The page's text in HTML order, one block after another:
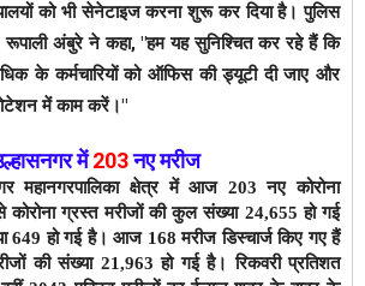
को भी सेनेटाइज करना शुरू कर दिया है। पुलिस
रूपाली अंबुरे ने कहा, "हम यह सुनिश्चित कर रहे हैं कि
के कर्मचारियों को ऑफिस की ड्यूटी दी जाए और
में काम करें।"
में203नए मरीज
महानगरपालिका क्षेत्र में आज 203 नए कोरोना
कोरोना ग्रस्त मरीजों की कुल संख्या 24,655 हो गई
649 हो गई है। आज 168 मरीज डिस्चार्ज किए गए हैं
की संख्या 21,963 हो गई है। रिकवरी प्रतिशत